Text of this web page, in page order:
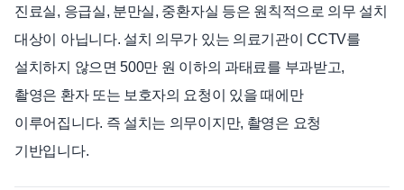
진료실, 응급실, 분만실, 중환자실 등은 원칙적으로 의무 설치
대상이 아닙니다. 설치 의무가 있는 의료기관이 CCTV를
설치하지 않으면 500만 원 이하의 과태료를 부과받고,
촬영은 환자 또는 보호자의 요청이 있을 때에만
이루어집니다. 즉 설치는 의무이지만, 촬영은 요청
기반입니다.